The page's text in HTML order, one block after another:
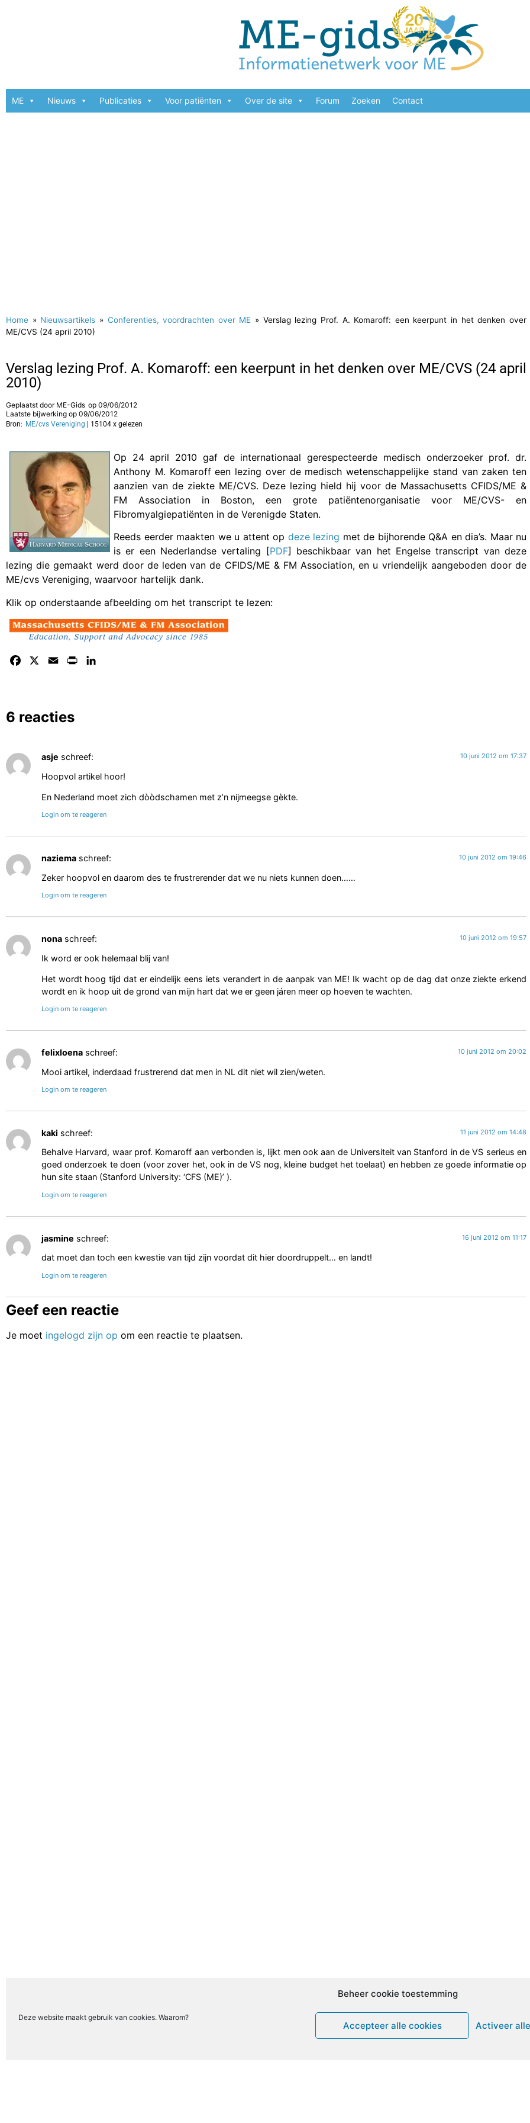
Beheer cookie toestemming
Deze website maakt gebruik van cookies. Waarom?
Accepteer alle cookies Activeer
ME Nieuws Publicaties Voor patiënten Over de site Forum Zoeken Contact
Home » Nieuwsartikels » Conferenties, voordrachten over ME » Verslag lezing Prof. A. Komaroff: een keerpunt in het denken over
ME/CVS (24 april 2010)
Verslag lezing Prof. A. Komaroff: een keerpunt in het denken over ME/CVS (24 april
2010)
Geplaatst door ME-Gids op 09/06/2012
Laatste bijwerking op 09/06/2012
Bron: ME/cvs Vereniging | 15104 x gelezen
Op 24 april 2010 gaf de internationaal gerespecteerde medisch onderzoeker prof. dr.
Anthony M. Komaroff een lezing over de medisch wetenschappelijke stand van zaken ten
aanzien van de ziekte ME/CVS. Deze lezing hield hij voor de Massachusetts CFIDS/ME &
FM Association in Boston, een grote patiëntenorganisatie voor ME/CVS- en
Fibromyalgiepatiënten in de Verenigde Staten.
Reeds eerder maakten we u attent op deze lezing met de bijhorende Q&A en dia’s. Maar nu
is er een Nederlandse vertaling [PDF] beschikbaar van het Engelse transcript van deze
lezing die gemaakt werd door de leden van de CFIDS/ME & FM Association, en u vriendelijk aangeboden door de
ME/cvs Vereniging, waarvoor hartelijk dank.
Klik op onderstaande afbeelding om het transcript te lezen:
Facebook Email Print
6 reacties
asje schreef: 10 juni 2012 om 17:37
Hoopvol artikel hoor!
En Nederland moet zich dòòdschamen met z’n nijmeegse gèkte.
Login om te reageren
naziema schreef: 10 juni 2012 om 19:46
Zeker hoopvol en daarom des te frustrerender dat we nu niets kunnen doen……
Login om te reageren
nona schreef: 10 juni 2012 om 19:57
Ik word er ook helemaal blij van!
Het wordt hoog tijd dat er eindelijk eens iets verandert in de aanpak van ME! Ik wacht op de dag dat onze ziekte erkend
wordt en ik hoop uit de grond van mijn hart dat we er geen járen meer op hoeven te wachten.
Login om te reageren
felixloena schreef: 10 juni 2012 om 20:02
Mooi artikel, inderdaad frustrerend dat men in NL dit niet wil zien/weten.
Login om te reageren
kaki schreef: 11 juni 2012 om 14:48
Behalve Harvard, waar prof. Komaroff aan verbonden is, lijkt men ook aan de Universiteit van Stanford in de VS serieus en
goed onderzoek te doen (voor zover het, ook in de VS nog, kleine budget het toelaat) en hebben ze goede informatie op
hun site staan (Stanford University: ‘CFS (ME)’ ).
Login om te reageren
jasmine schreef: 16 juni 2012 om 11:17
dat moet dan toch een kwestie van tijd zijn voordat dit hier doordruppelt… en landt!
Login om te reageren
Geef een reactie
Je moet ingelogd zijn op om een reactie te plaatsen.